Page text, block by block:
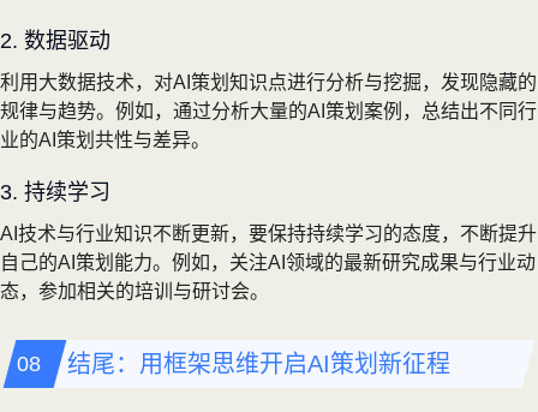
2. 数据驱动
利用大数据技术，对AI策划知识点进行分析与挖掘，发现隐藏的
规律与趋势。例如，通过分析大量的AI策划案例，总结出不同行
业的AI策划共性与差异。
3. 持续学习
AI技术与行业知识不断更新，要保持持续学习的态度，不断提升
自己的AI策划能力。例如，关注AI领域的最新研究成果与行业动
态，参加相关的培训与研讨会。
结尾：用框架思维开启AI策划新征程